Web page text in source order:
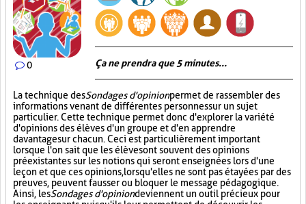
0 Ça ne prendra que 5 minutes...
La technique desSondages d'opinionpermet de rassembler des
informations venant de différentes personnes sur un sujet
particulier. Cette technique permet donc d'explorer la variété
d'opinions des élèves d'un groupe et d'en apprendre
davantage sur chacun. Ceci est particulièrement important
lorsque l'on sait que les élèves ont souvent des opinions
préexistantes sur les notions qui seront enseignées lors d'une
leçon et que ces opinions, lorsqu'elles ne sont pas étayées par des
preuves, peuvent fausser ou bloquer le message pédagogique.
Ainsi, lesSondages d'opiniondeviennent un outil précieux pour